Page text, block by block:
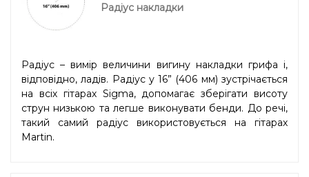
Радіус накладки
Радіус – вимір величини вигину накладки грифа і,
відповідно, ладів. Радіус у 16” (406 мм) зустрічається
на всіх гітарах Sigma, допомагає зберігати висоту
струн низькою та легше виконувати бенди. До речі,
такий самий радіус використовується на гітарах
Martin.